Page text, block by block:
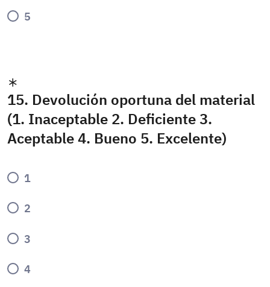
5
15. Devolución oportuna del material
(1. Inaceptable 2. Deficiente 3.
Aceptable 4. Bueno 5. Excelente)
1
2
3
4